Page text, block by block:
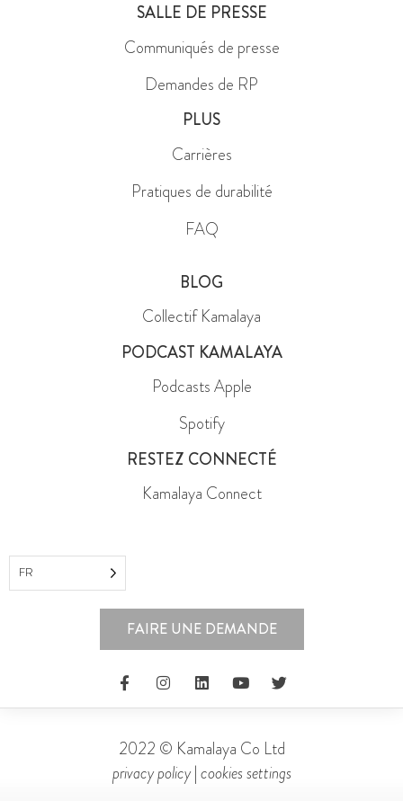
SALLE DE PRESSE
Communiqués de presse
Demandes de RP
PLUS
Carrières
Pratiques de durabilité
FAQ
BLOG
Collectif Kamalaya
PODCAST KAMALAYA
Podcasts Apple
Spotify
RESTEZ CONNECTÉ
Kamalaya Connect
FR
FAIRE UNE DEMANDE
2022 © Kamalaya Co Ltd
privacy policy|cookies settings